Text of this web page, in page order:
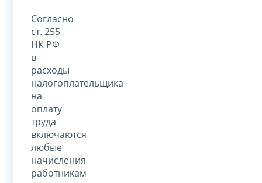
Согласно
ст. 255
НК РФ
в
расходы
налогоплательщика
на
оплату
труда
включаются
любые
начисления
работникам